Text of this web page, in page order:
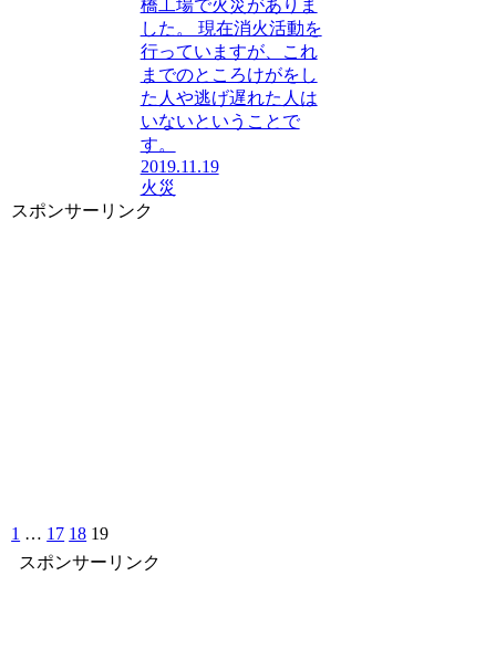
橋工場で火災がありま
した。 現在消火活動を
行っていますが、これ
までのところけがをし
た人や逃げ遅れた人は
いないということで
す。
2019.11.19
火災
スポンサーリンク
1 … 17 18 19
スポンサーリンク